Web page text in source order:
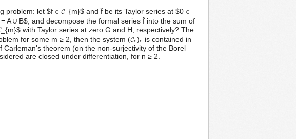
problem: let $f ∈ 𝓒_{m}$ and f̂ be its Taylor series at $0 ∈
∪ B$, and decompose the formal series f̂ into the sum of
with Taylor series at zero G and H, respectively? The
for some m ≥ 2, then the system (𝓒ₙ)ₙ is contained in
theorem (on the non-surjectivity of the Borel
are closed under differentiation, for n ≥ 2.